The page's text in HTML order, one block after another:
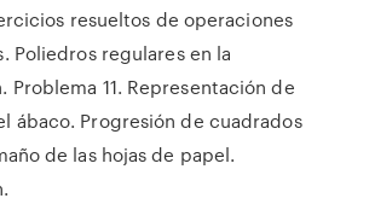
resueltos de operaciones
Poliedros regulares en la
Problema 11. Representación de
ábaco. Progresión de cuadrados
de las hojas de papel.